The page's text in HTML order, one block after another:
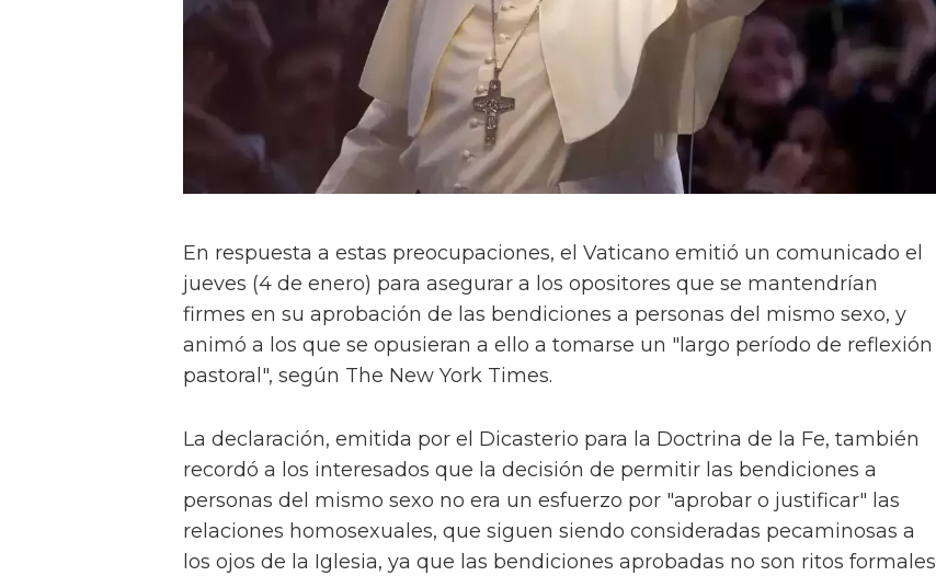
En respuesta a estas preocupaciones, el Vaticano emitió un comunicado el
jueves (4 de enero) para asegurar a los opositores que se mantendrían
firmes en su aprobación de las bendiciones a personas del mismo sexo, y
animó a los que se opusieran a ello a tomarse un "largo período de reflexión
pastoral", según The New York Times.
La declaración, emitida por el Dicasterio para la Doctrina de la Fe, también
recordó a los interesados que la decisión de permitir las bendiciones a
personas del mismo sexo no era un esfuerzo por "aprobar o justificar" las
relaciones homosexuales, que siguen siendo consideradas pecaminosas a
los ojos de la Iglesia, ya que las bendiciones aprobadas no son ritos formales